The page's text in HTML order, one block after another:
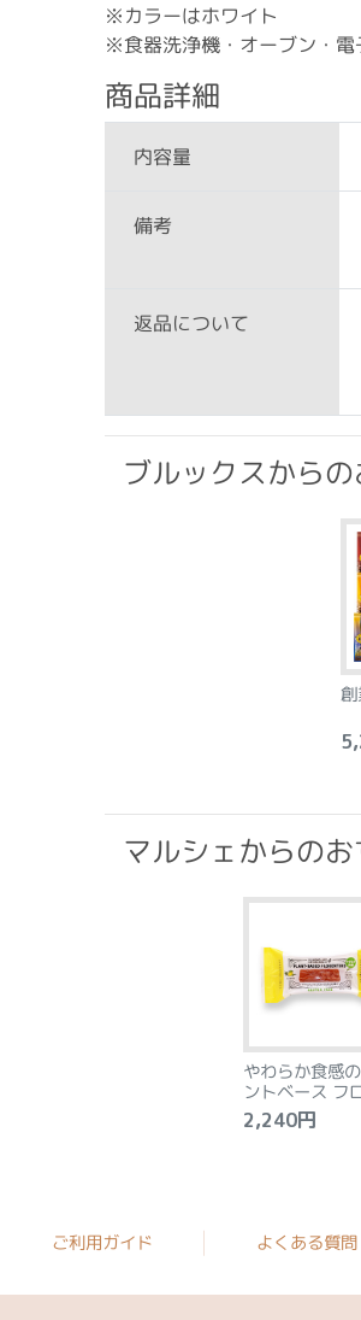
※カラーはホワイト
※食器洗浄機・オーブン・電
商品詳細
内容量
備考
返品について
ブルックスから
マルシェからの
やわらか食感
ントベース フ
タン アーモン
モン 8個
2,240円
ご利用ガイド よくある質問